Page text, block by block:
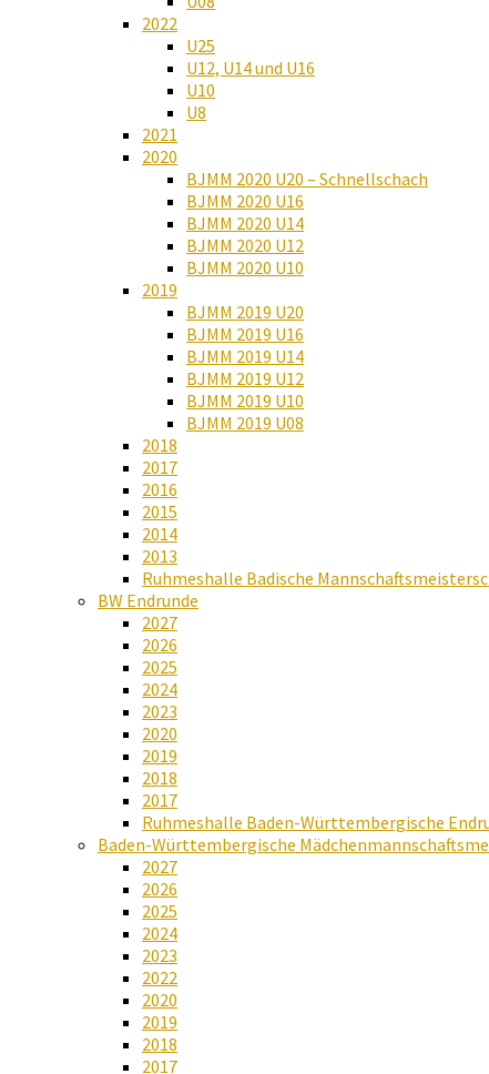
2022
U25
U12, U14 und U16
U10
U8
2021
2020
BJMM 2020 U20 – Schnellschach
BJMM 2020 U16
BJMM 2020 U14
BJMM 2020 U12
BJMM 2020 U10
2019
BJMM 2019 U20
BJMM 2019 U16
BJMM 2019 U14
BJMM 2019 U12
BJMM 2019 U10
BJMM 2019 U08
2018
2017
2016
2015
2014
2013
Ruhmeshalle Badische
BW Endrunde
2027
2026
2025
2024
2023
2020
2019
2018
2017
Ruhmeshalle Baden-Württembergische
Baden-Württembergische
2027
2026
2025
2024
2023
2022
2020
2019
2018
2017